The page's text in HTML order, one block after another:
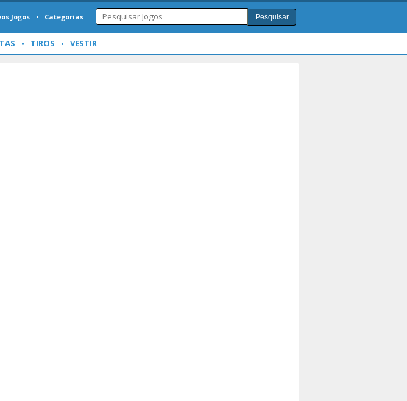
Jogos Categorias Pesquisar
TIROS VESTIR